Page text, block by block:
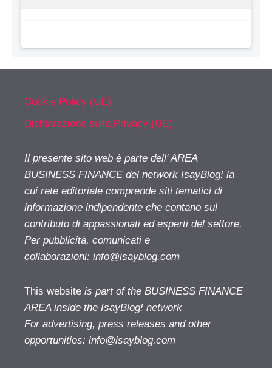
Cookie Policy (UE)
Dichiarazione sulla Privacy (UE)
Il presente sito web è parte dell' AREA
BUSINESS FINANCE del network IsayBlog! la
cui rete editoriale comprende siti tematici di
informazione indipendente che contano sul
contributo di appassionati ed esperti del settore.
Per pubblicità, comunicati e
collaborazioni: info@isayblog.com
This website is part of the BUSINESS FINANCE
AREA inside the IsayBlog! network
For advertising, press releases and other
opportunities: info@isayblog.com